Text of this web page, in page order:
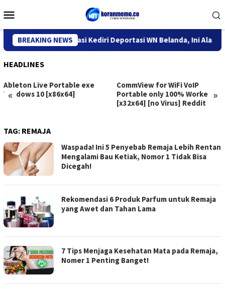
to
Menu
BREAKING NEWS
Kantor Imigrasi Kediri Deportasi WN Belanda, Ini Alasannya
HEADLINES
« »
Ableton Live Portable exe
Windows 10 [x86x64]
CommView for WiFi VoIP
Portable only 100% Worked
[x32x64] [no Virus] Reddit
TAG: REMAJA
Waspada! Ini 5 Penyebab Remaja Lebih Rentan
Mengalami Bau Ketiak, Nomor 1 Tidak Bisa
Dicegah!
Rekomendasi 6 Produk Parfum untuk Remaja
yang Awet dan Tahan Lama
7 Tips Menjaga Kesehatan Mata pada Remaja,
Nomer 1 Penting Banget!